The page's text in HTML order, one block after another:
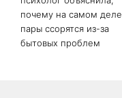
почему на самом деле
пары ссорятся из-за
бытовых проблем